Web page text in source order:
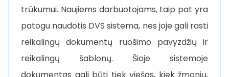
trūkumui. Naujiems darbuotojams, taip pat yra
patogu naudotis DVS sistema, nes joje gali rasti
reikalingų dokumentų ruošimo pavyzdžių ir
reikalingų šablonų. Šioje sistemoje